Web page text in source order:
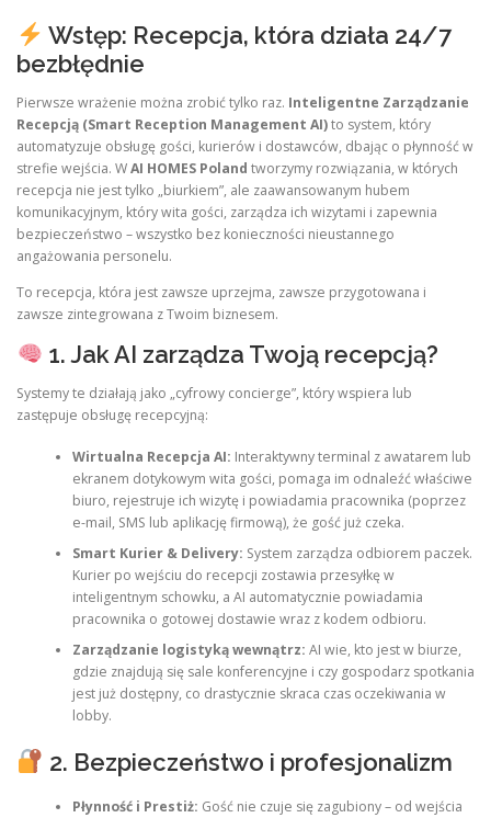
Wstęp: Recepcja, która działa 24/7
bezbłędnie
Pierwsze wrażenie można zrobić tylko raz. Inteligentne Zarządzanie
Recepcją (Smart Reception Management AI)to system, który
automatyzuje obsługę gości, kurierów i dostawców, dbając o płynność w
strefie wejścia. WAI HOMES Poland tworzymy rozwiązania, w których
recepcja nie jest tylko „biurkiem”, ale zaawansowanym hubem
komunikacyjnym, który wita gości, zarządza ich wizytami i zapewnia
bezpieczeństwo – wszystko bez konieczności nieustannego
angażowania personelu.
To recepcja, która jest zawsze uprzejma, zawsze przygotowana i
zawsze zintegrowana z Twoim biznesem.
1. Jak AI zarządza Twoją recepcją?
Systemy te działają jako „cyfrowy concierge”, który wspiera lub
zastępuje obsługę recepcyjną:
Wirtualna Recepcja AI: Interaktywny terminal z awatarem lub
ekranem dotykowym wita gości, pomaga im odnaleźć właściwe
biuro, rejestruje ich wizytę i powiadamia pracownika (poprzez
e-mail, SMS lub aplikację firmową), że gość już czeka.
Smart Kurier & Delivery: System zarządza odbiorem paczek.
Kurier po wejściu do recepcji zostawia przesyłkę w
inteligentnym schowku, a AI automatycznie powiadamia
pracownika o gotowej dostawie wraz z kodem odbioru.
Zarządzanie logistyką wewnątrz: AI wie, kto jest w biurze,
gdzie znajdują się sale konferencyjne i czy gospodarz spotkania
jest już dostępny, co drastycznie skraca czas oczekiwania w
lobby.
2. Bezpieczeństwo i profesjonalizm
Płynność i Prestiż: Gość nie czuje się zagubiony – od wejścia